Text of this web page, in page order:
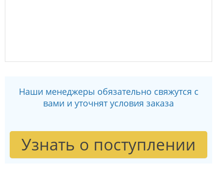
Наши менеджеры обязательно свяжутся с
вами и уточнят условия заказа
Узнать о поступлении